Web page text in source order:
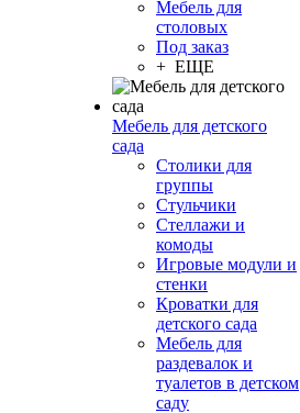
Мебель для
столовых
Под заказ
+ ЕЩЕ
Мебель для детского
сада
Столики для
группы
Стульчики
Стеллажи и
комоды
Игровые модули и
стенки
Кроватки для
детского сада
Мебель для
раздевалок и
туалетов в детском
саду